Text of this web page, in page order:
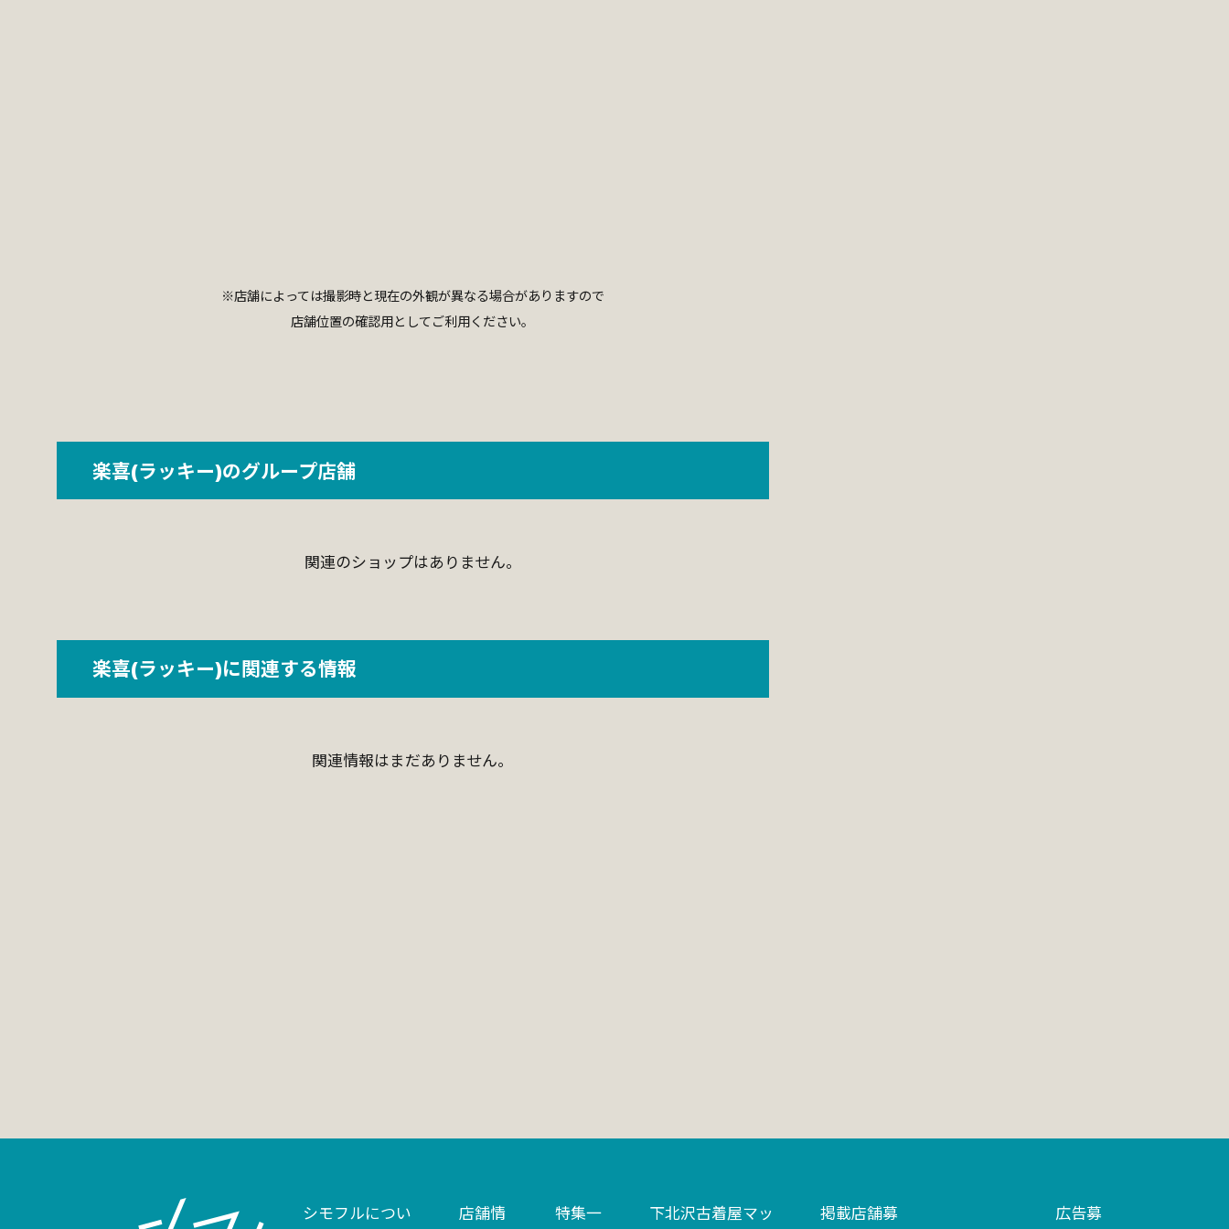
※店舗によっては撮影時と現在の外観が異なる場合がありますので
店舗位置の確認用としてご利用ください。
楽喜(ラッキー)のグループ店舗
関連のショップはありません。
楽喜(ラッキー)に関連する情報
関連情報はまだありません。
シモフルについ 店舗情 特集一 下北沢古着屋マッ 掲載店舗募 広告募